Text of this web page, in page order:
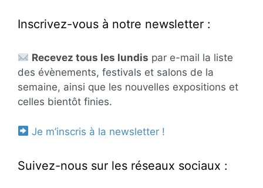
Inscrivez-vous à notre newsletter :
Recevez tous les lundis par e-mail la liste
des évènements, festivals et salons de la
semaine, ainsi que les nouvelles expositions et
celles bientôt finies.
Je m’inscris à la newsletter !
Suivez-nous sur les réseaux sociaux :